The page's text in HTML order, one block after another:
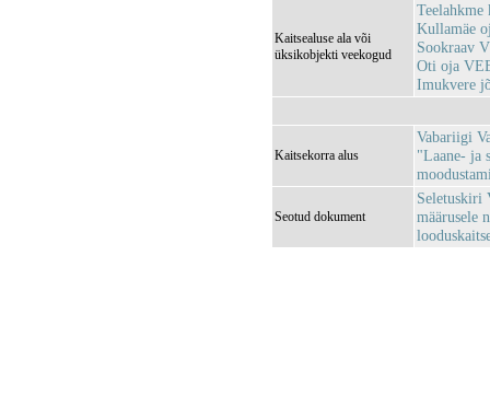
Kaitsealuse ala või
üksikobjekti veekogud
Kullamäe
Sookraav
Oti oja
Imukvere
Kaitsekorra alus
Vabariigi
"Laane- ja
Seotud dokument
Seletuskiri
määrusele